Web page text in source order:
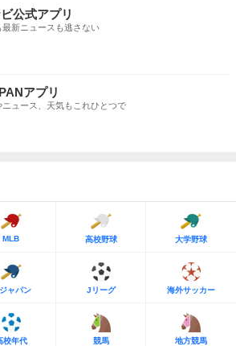
公式アプリ
新ニュースも逃さない
アプリ
ニュース、天気もこれひとつで
MLB 高校野球 大学野球
ャパン Jリーグ 海外サッカー
校年代 競馬 地方競馬